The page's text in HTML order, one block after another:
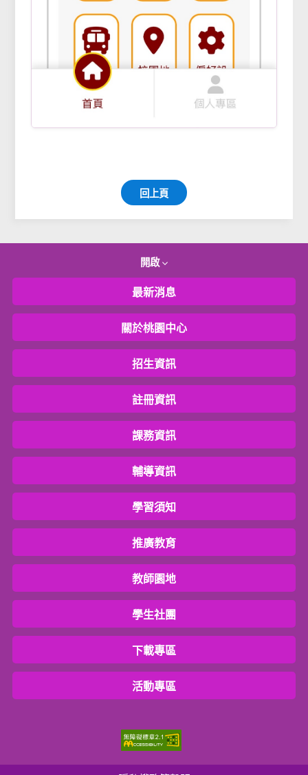
回上頁
開啟
最新消息
關於桃園中心
招生資訊
註冊資訊
課務資訊
輔導資訊
學習須知
推廣教育
教師園地
學生社團
下載專區
活動專區